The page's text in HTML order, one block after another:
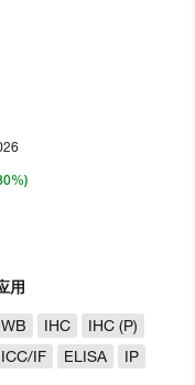
用
WB
IHC
IHC (P)
ICC/IF
ELISA IP